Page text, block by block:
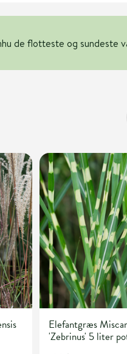
de flotteste og sundeste
Elefantgræs
'Zebrinus' 5 liter